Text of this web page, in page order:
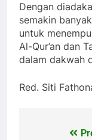
Dengan
semakin
untuk
Al-Qur’an dan
dalam dakwah
Red. Siti